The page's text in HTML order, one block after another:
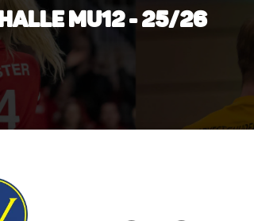
mU12 - 25/26